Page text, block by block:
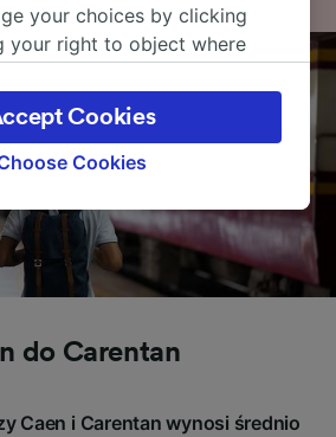
do Carentan
Caen i Carentan wynosi średnio
your choices by clicking
your right to object where
page. These choices will be
and will not affect
data will not be used for
process data to provide:
data. Actively scan
on a device.
and content,
Cookies
Cookies